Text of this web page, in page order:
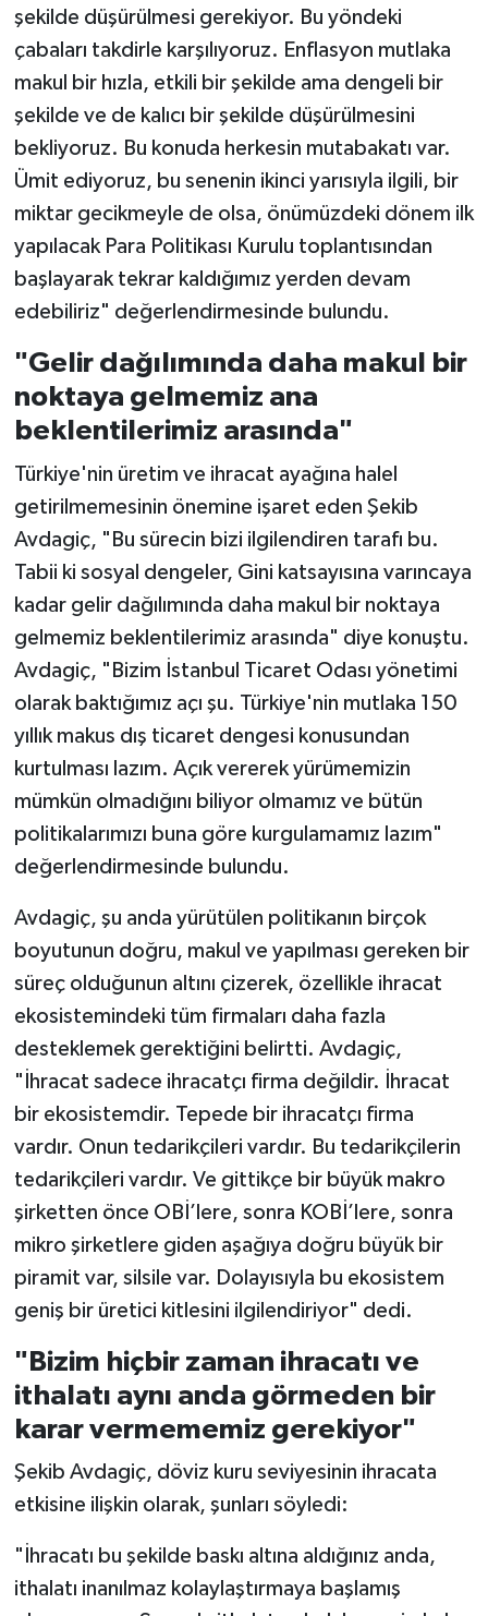
şekilde düşürülmesi gerekiyor. Bu yöndeki
çabaları takdirle karşılıyoruz. Enflasyon mutlaka
makul bir hızla, etkili bir şekilde ama dengeli bir
şekilde ve de kalıcı bir şekilde düşürülmesini
bekliyoruz. Bu konuda herkesin mutabakatı var.
Ümit ediyoruz, bu senenin ikinci yarısıyla ilgili, bir
miktar gecikmeyle de olsa, önümüzdeki dönem ilk
yapılacak Para Politikası Kurulu toplantısından
başlayarak tekrar kaldığımız yerden devam
edebiliriz" değerlendirmesinde bulundu.
"Gelir dağılımında daha makul bir
noktaya gelmemiz ana
beklentilerimiz arasında"
Türkiye'nin üretim ve ihracat ayağına halel
getirilmemesinin önemine işaret eden Şekib
Avdagiç, "Bu sürecin bizi ilgilendiren tarafı bu.
Tabii ki sosyal dengeler, Gini katsayısına varıncaya
kadar gelir dağılımında daha makul bir noktaya
gelmemiz beklentilerimiz arasında" diye konuştu.
Avdagiç, "Bizim İstanbul Ticaret Odası yönetimi
olarak baktığımız açı şu. Türkiye'nin mutlaka 150
yıllık makus dış ticaret dengesi konusundan
kurtulması lazım. Açık vererek yürümemizin
mümkün olmadığını biliyor olmamız ve bütün
politikalarımızı buna göre kurgulamamız lazım"
değerlendirmesinde bulundu.
Avdagiç, şu anda yürütülen politikanın birçok
boyutunun doğru, makul ve yapılması gereken bir
süreç olduğunun altını çizerek, özellikle ihracat
ekosistemindeki tüm firmaları daha fazla
desteklemek gerektiğini belirtti. Avdagiç,
"İhracat sadece ihracatçı firma değildir. İhracat
bir ekosistemdir. Tepede bir ihracatçı firma
vardır. Onun tedarikçileri vardır. Bu tedarikçilerin
tedarikçileri vardır. Ve gittikçe bir büyük makro
şirketten önce OBİ’lere, sonra KOBİ’lere, sonra
mikro şirketlere giden aşağıya doğru büyük bir
piramit var, silsile var. Dolayısıyla bu ekosistem
geniş bir üretici kitlesini ilgilendiriyor" dedi.
"Bizim hiçbir zaman ihracatı ve
ithalatı aynı anda görmeden bir
karar vermememiz gerekiyor"
Şekib Avdagiç, döviz kuru seviyesinin ihracata
etkisine ilişkin olarak, şunları söyledi:
"İhracatı bu şekilde baskı altına aldığınız anda,
ithalatı inanılmaz kolaylaştırmaya başlamış